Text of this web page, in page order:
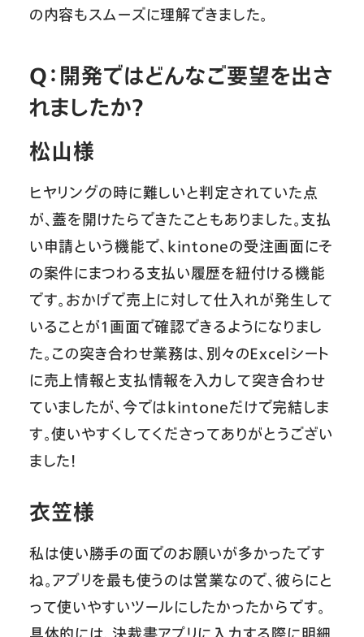
の内容もスムーズに理解できました。
Q：開発ではどんなご要望を出さ
れましたか？
松山様
ヒヤリングの時に難しいと判定されていた点
が、蓋を開けたらできたこともありました。支払
い申請という機能で、kintoneの受注画面にそ
の案件にまつわる支払い履歴を紐付ける機能
です。おかげで売上に対して仕入れが発生して
いることが1画面で確認できるようになりまし
た。この突き合わせ業務は、別々のExcelシート
に売上情報と支払情報を入力して突き合わせ
ていましたが、今ではkintoneだけで完結しま
す。使いやすくしてくださってありがとうござい
ました！
衣笠様
私は使い勝手の面でのお願いが多かったです
ね。アプリを最も使うのは営業なので、彼らにと
って使いやすいツールにしたかったからです。